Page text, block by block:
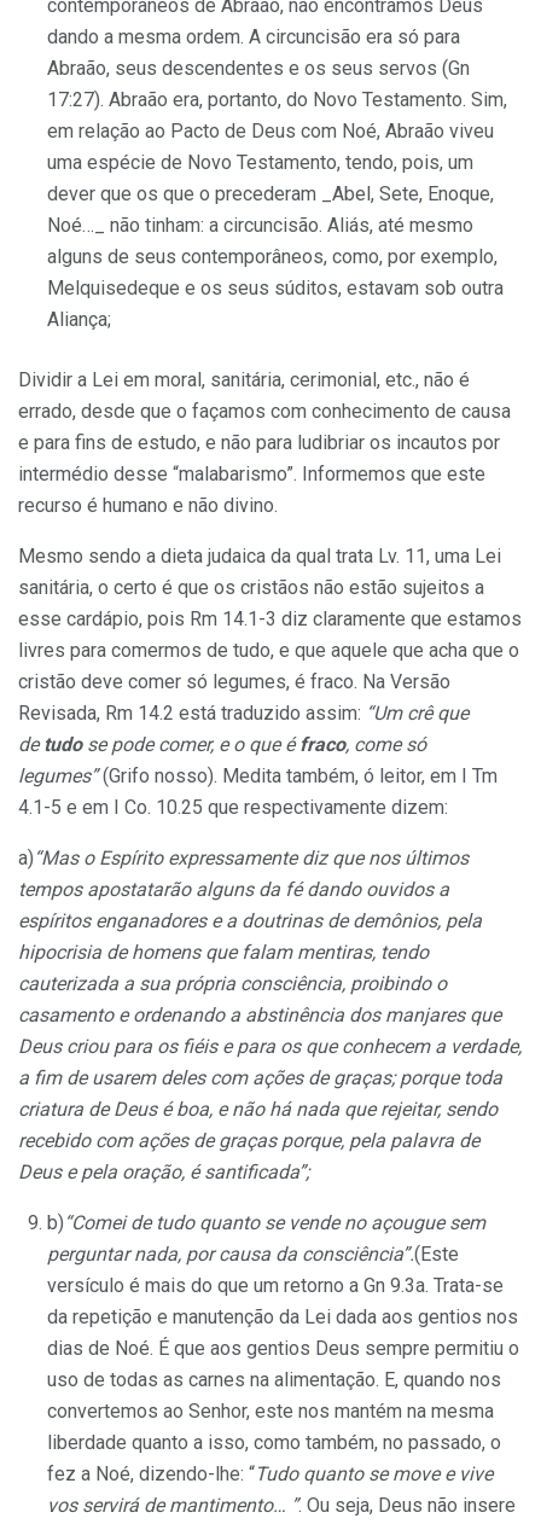
contemporâneos de Abraão, não encontramos Deus
dando a mesma ordem. A circuncisão era só para
Abraão, seus descendentes e os seus servos (Gn
17:27). Abraão era, portanto, do Novo Testamento. Sim,
em relação ao Pacto de Deus com Noé, Abraão viveu
uma espécie de Novo Testamento, tendo, pois, um
dever que os que o precederam _Abel, Sete, Enoque,
Noé…_ não tinham: a circuncisão. Aliás, até mesmo
alguns de seus contemporâneos, como, por exemplo,
Melquisedeque e os seus súditos, estavam sob outra
Aliança;
Dividir a Lei em moral, sanitária, cerimonial, etc., não é
errado, desde que o façamos com conhecimento de causa
e para fins de estudo, e não para ludibriar os incautos por
intermédio desse “malabarismo”. Informemos que este
recurso é humano e não divino.
Mesmo sendo a dieta judaica da qual trata Lv. 11, uma Lei
sanitária, o certo é que os cristãos não estão sujeitos a
esse cardápio, pois Rm 14.1-3 diz claramente que estamos
livres para comermos de tudo, e que aquele que acha que o
cristão deve comer só legumes, é fraco. Na Versão
Revisada, Rm 14.2 está traduzido assim: “Um crê que
de tudo se pode comer, e o que é fraco, come só
legumes”(Grifo nosso). Medita também, ó leitor, em I Tm
4.1-5 e em I Co. 10.25 que respectivamente dizem:
a) “Mas o Espírito expressamente diz que nos últimos
tempos apostatarão alguns da fé dando ouvidos a
espíritos enganadores e a doutrinas de demônios, pela
hipocrisia de homens que falam mentiras, tendo
cauterizada a sua própria consciência, proibindo o
casamento e ordenando a abstinência dos manjares que
Deus criou para os fiéis e para os que conhecem a verdade,
a fim de usarem deles com ações de graças; porque toda
criatura de Deus é boa, e não há nada que rejeitar, sendo
recebido com ações de graças porque, pela palavra de
Deus e pela oração, é santificada”;
b) “Comei de tudo quanto se vende no açougue sem
perguntar nada, por causa da consciência”.(Este
versículo é mais do que um retorno a Gn 9.3a. Trata-se
da repetição e manutenção da Lei dada aos gentios nos
dias de Noé. É que aos gentios Deus sempre permitiu o
uso de todas as carnes na alimentação. E, quando nos
convertemos ao Senhor, este nos mantém na mesma
liberdade quanto a isso, como também, no passado, o
fez a Noé, dizendo-lhe: “Tudo quanto se move e vive
vos servirá de mantimento… ”. Ou seja, Deus não insere